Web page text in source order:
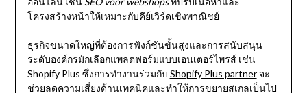
โครงสร้างหน้าให้เหมาะกับคีย์เวิร์ดเชิงพาณิชย์
ธุรกิจขนาดใหญ่ที่ต้องการฟังก์ชันขั้นสูงและการสนับสนุน
ระดับองค์กรมักเลือกแพลตฟอร์มแบบเอนเตอร์ไพรส์ เช่น
Shopify Plus ซึ่งการทำงานร่วมกับ Shopify Plus partnerจะ
ช่วยลดความเสี่ยงด้านเทคนิคและทำให้การขยายสเกลเป็นไป